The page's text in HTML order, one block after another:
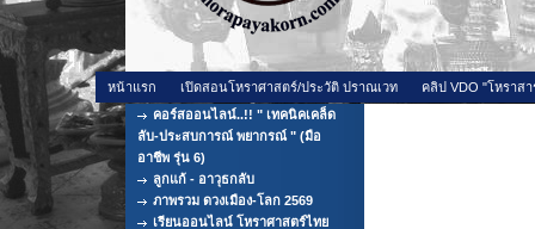
หน้าแรก เปิดสอนโหราศาสตร์/ประวัติ ปราณเวท
คลิป VDO "โหราส
คอร์สออนไลน์..!! " เทคนิคเคล็ด
ลับ-ประสบการณ์ พยากรณ์ " (มือ
อาชีพ รุ่น 6)
ลูกแก้ - อาวุธกลับ
ภาพรวม ดวงเมือง-โลก 2569
เรียนออนไลน์ โหราศาสตร์ไทย